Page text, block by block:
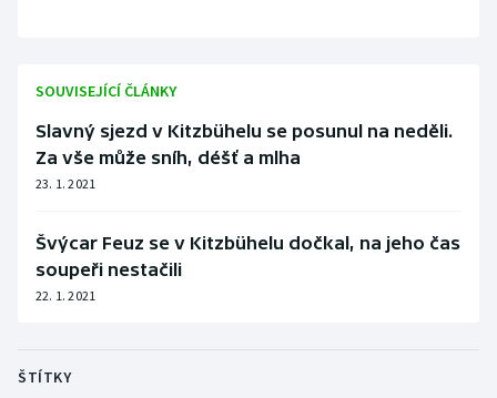
SOUVISEJÍCÍ ČLÁNKY
Slavný sjezd v Kitzbühelu se posunul na neděli.
Za vše může sníh, déšť a mlha
23. 1. 2021
Švýcar Feuz se v Kitzbühelu dočkal, na jeho čas
soupeři nestačili
22. 1. 2021
ŠTÍTKY